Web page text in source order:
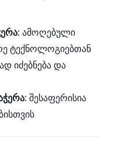
ამოღებული
ტექნოლოგიებთან
იძებნება და
შესაფერისია